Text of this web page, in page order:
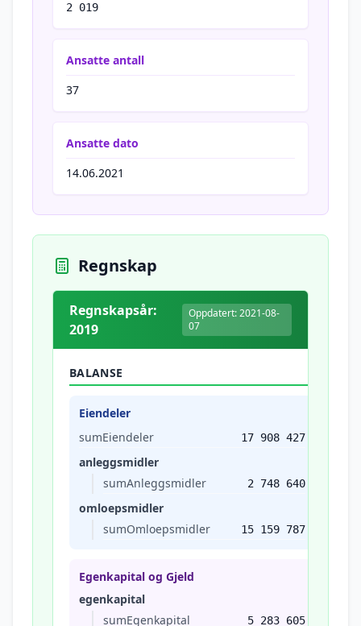
2 019
Ansatte antall
37
Ansatte dato
14.06.2021
Regnskap
Regnskapsår:
2019
Oppdatert: 2021-08-
07
BALANSE
Eiendeler
sumEiendeler
17 908 427
anleggsmidler
sumAnleggsmidler
2 748 640
omloepsmidler
sumOmloepsmidler
15 159 787
Egenkapital og Gjeld
egenkapital
sumEgenkapital
5 283 605